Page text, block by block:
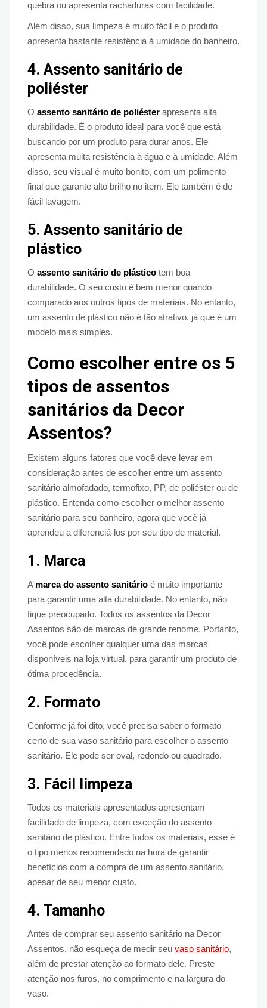
quebra ou apresenta rachaduras com facilidade.
Além disso, sua limpeza é muito fácil e o produto
apresenta bastante resistência à umidade do banheiro.
4. Assento sanitário de
poliéster
O assento sanitário de poliéster apresenta alta
durabilidade. É o produto ideal para você que está
buscando por um produto para durar anos. Ele
apresenta muita resistência à água e à umidade. Além
disso, seu visual é muito bonito, com um polimento
final que garante alto brilho no item. Ele também é de
fácil lavagem.
5. Assento sanitário de
plástico
O assento sanitário de plástico tem boa
durabilidade. O seu custo é bem menor quando
comparado aos outros tipos de materiais. No entanto,
um assento de plástico não é tão atrativo, já que é um
modelo mais simples.
Como escolher entre os 5
tipos de assentos
sanitários da Decor
Assentos?
Existem alguns fatores que você deve levar em
consideração antes de escolher entre um assento
sanitário almofadado, termofixo, PP, de poliéster ou de
plástico. Entenda como escolher o melhor assento
sanitário para seu banheiro, agora que você já
aprendeu a diferenciá-los por seu tipo de material.
1. Marca
A marca do assento sanitário é muito importante
para garantir uma alta durabilidade. No entanto, não
fique preocupado. Todos os assentos da Decor
Assentos são de marcas de grande renome. Portanto,
você pode escolher qualquer uma das marcas
disponíveis na loja virtual, para garantir um produto de
ótima procedência.
2. Formato
Conforme já foi dito, você precisa saber o formato
certo de sua vaso sanitário para escolher o assento
sanitário. Ele pode ser oval, redondo ou quadrado.
3. Fácil limpeza
Todos os materiais apresentados apresentam
facilidade de limpeza, com exceção do assento
sanitário de plástico. Entre todos os materiais, esse é
o tipo menos recomendado na hora de garantir
benefícios com a compra de um assento sanitário,
apesar de seu menor custo.
4. Tamanho
Antes de comprar seu assento sanitário na Decor
Assentos, não esqueça de medir seu vaso sanitário,
além de prestar atenção ao formato dele. Preste
atenção nos furos, no comprimento e na largura do
vaso.